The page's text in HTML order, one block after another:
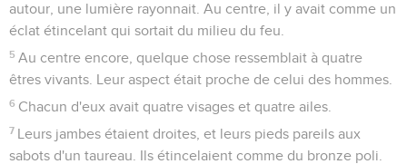
autour, une lumière rayonnait. Au centre, il y avait comme un
éclat étincelant qui sortait du milieu du feu.
5 Au centre encore, quelque chose ressemblait à quatre
êtres vivants. Leur aspect était proche de celui des hommes.
6 Chacun d'eux avait quatre visages et quatre ailes.
7 Leurs jambes étaient droites, et leurs pieds pareils aux
sabots d'un taureau. Ils étincelaient comme du bronze poli.